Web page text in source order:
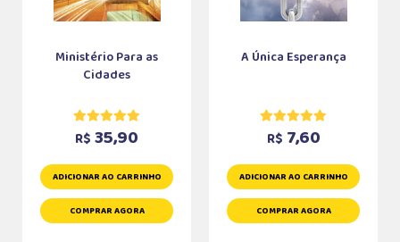
Ministério Para as
Cidades
R$ 35,90
ADICIONAR AO CARRINHO
COMPRAR AGORA
A Única Esperança
R$ 7,60
ADICIONAR AO CARRINHO
COMPRAR AGORA